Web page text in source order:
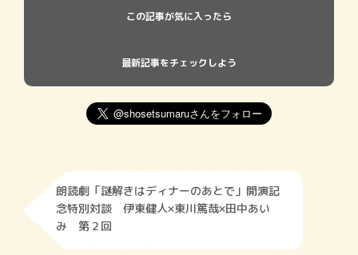
この記事が気に入ったら
最新記事をチェックしよう
朗読劇「謎解きはディナーのあとで」開演記
念特別対談 伊東健人×東川篤哉×田中あい
み 第２回